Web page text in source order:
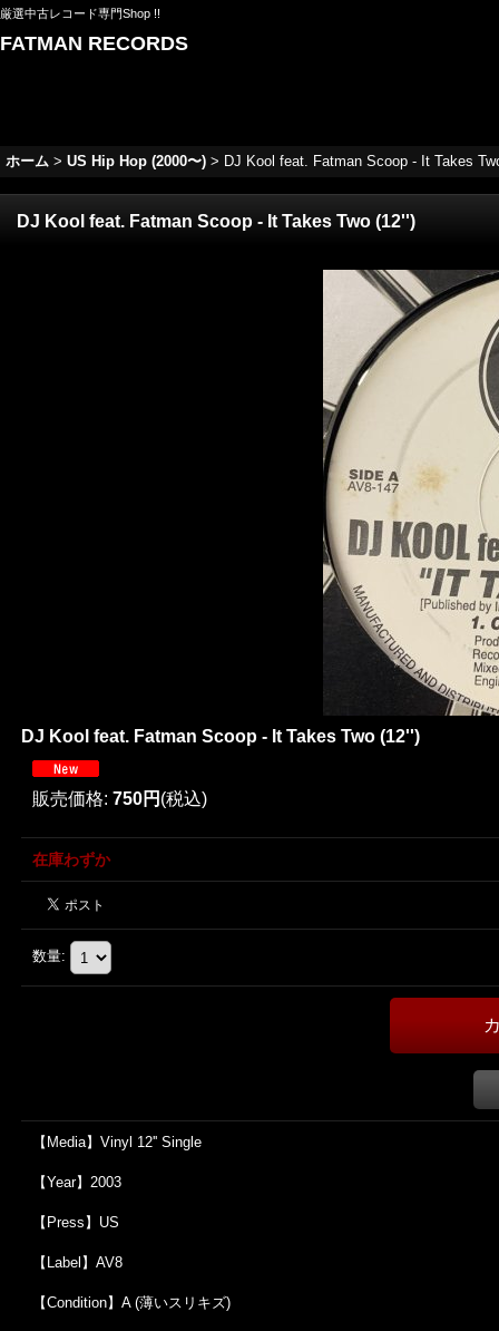
厳選中古レコード専門Shop !!
FATMAN RECORDS
ホーム > US Hip Hop (2000〜) > DJ Kool feat. Fatman Scoop - It Takes
DJ Kool feat. Fatman Scoop - It Takes Two (12'')
DJ Kool feat. Fatman Scoop - It Takes Two (12'')
販売価格: 750円 (税込)
在庫わずか
数量:
【Media】Vinyl 12'' Single
【Year】2003
【Press】US
【Label】AV8
【Condition】A (薄いスリキズ)